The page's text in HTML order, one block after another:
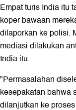
Empat turis India itu
koper bawaan
dilaporkan ke polisi.
mediasi dilakukan
India itu.
"Permasalahan
kesepakatan bahwa
dilanjutkan ke